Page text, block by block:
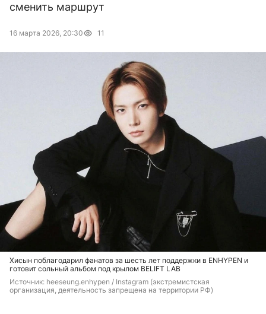
сменить маршрут
16 марта 2026, 20:30 11
Хисын поблагодарил фанатов за шесть лет поддержки в ENHYPEN и
готовит сольный альбом под крылом BELIFT LAB
Источник: heeseung.enhypen / Instagram (экстремистская
организация, деятельность запрещена на территории РФ)